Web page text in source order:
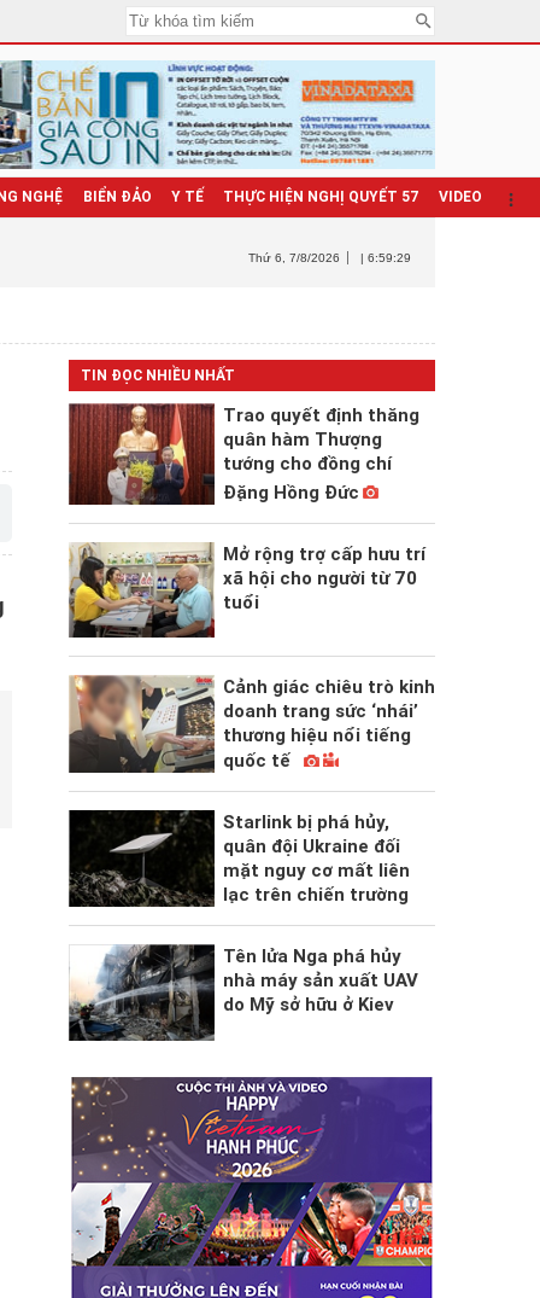
NGHỆ BIỂN ĐẢO Y TẾ THỰC HIỆN NGHỊ QUYẾT 57 VIDEO
Thứ 6 , 7/8/2026 | 6:59:31
TIN ĐỌC NHIỀU NHẤT
Trao quyết định thăng
quân hàm Thượng
tướng cho đồng chí
Đặng Hồng Đức
Mở rộng trợ cấp hưu trí
xã hội cho người từ 70
tuổi
Cảnh giác chiêu trò kinh
doanh trang sức ‘nhái’
thương hiệu nổi tiếng
quốc tế
Starlink bị phá hủy,
quân đội Ukraine đối
mặt nguy cơ mất liên
lạc trên chiến trường
Tên lửa Nga phá hủy
nhà máy sản xuất UAV
do Mỹ sở hữu ở Kiev